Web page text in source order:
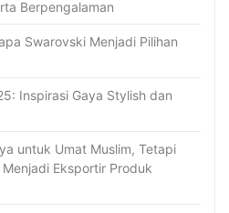
Berpengalaman
Swarovski Menjadi Pilihan
Inspirasi Gaya Stylish dan
untuk Umat Muslim, Tetapi
Eksportir Produk